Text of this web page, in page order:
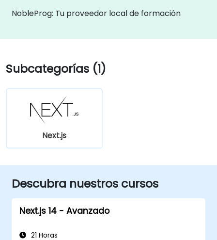
NobleProg: Tu proveedor local de formación
Subcategorías (1)
Next.js
Descubra nuestros cursos
Next.js 14 - Avanzado
21 Horas